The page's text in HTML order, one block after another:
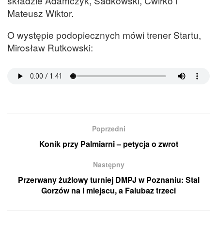
Mateusz Wiktor.
O występie podopiecznych mówi trener Startu,
Mirosław Rutkowski:
Poprzedni
Konik przy Palmiarni – petycja o zwrot
Następny
Przerwany żużlowy turniej DMPJ w Poznaniu: Stal
Gorzów na I miejscu, a Falubaz trzeci